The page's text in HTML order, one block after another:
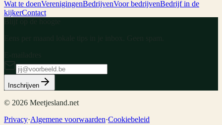
Wat te doenVerenigingenBedrijvenVoor bedrijvenBedrijf in de
kijkerContact
Inschrijven
© 2026 Meetjesland.net
Privacy·Algemene voorwaarden·Cookiebeleid